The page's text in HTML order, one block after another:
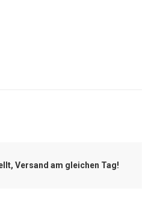
Versand am gleichen Tag!